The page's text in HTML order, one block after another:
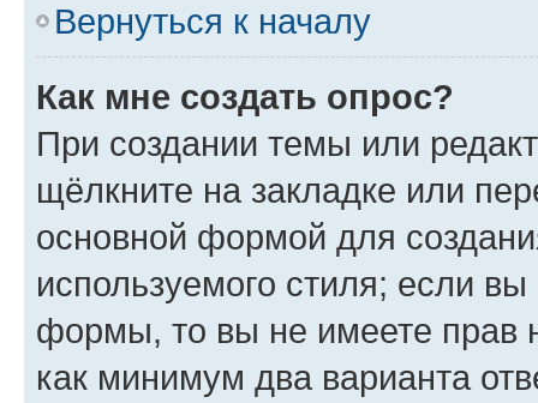
Вернуться к началу
Как мне создать опрос?
При создании темы или
щёлкните на закладке или
основной формой для
используемого стиля; если
формы, то вы не имеете прав
как минимум два варианта